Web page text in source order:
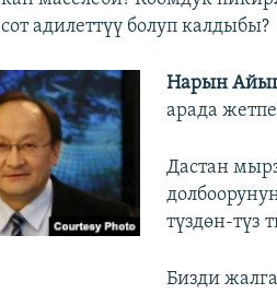
адилеттүү болуп калдыбы?
Нарын
арада
Дастан
түздөн-түз
Бизди